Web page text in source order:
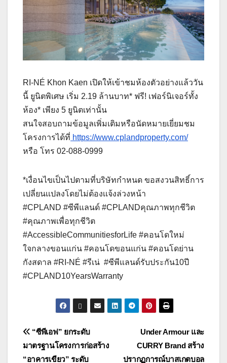
RI-NÉ Khon Kaen เปิดให้เข้าชมห้องตัวอย่างแล้ววัน
นี้ ยูนิตพิเศษ เริ่ม 2.19 ล้านบาท* ฟรี! เฟอร์นิเจอร์ทั้ง
ห้อง* เพียง 5 ยูนิตเท่านั้น
สนใจสอบถามข้อมูลเพิ่มเติมหรือนัดหมายเยี่ยมชม
โครงการได้ที่ https://www.cplandproperty.com/
หรือ โทร 02-088-0999
*เงื่อนไขเป็นไปตามที่บริษัทกำหนด ขอสงวนสิทธิ์การ
เปลี่ยนเเปลงโดยไม่ต้องเเจ้งล่วงหน้า
#CPLAND #ซีพีแลนด์ #CPLANDคุณภาพทุกชีวิต
#คุณภาพเพื่อทุกชีวิต
#AccessibleCommunitiesforLife #คอนโดใหม่
ใจกลางขอนแก่น #คอนโดขอนแก่น #คอนโดย่าน
กังสดาล #RI-NÉ #รีเน่ #ซีพีแลนด์รับประกัน10ปี
#CPLAND10YearsWarranty
แนะแนว
เรื่อง
Under Armour และ
CURRY Brand สร้าง
ปรากฏการณ์บาสเกตบอล
“ซีพีเอฟ” ยกระดับ
มาตรฐานโครงการก่อสร้าง
“อาคารเขียว” ระดับ